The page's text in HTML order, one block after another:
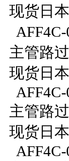
现货日
主管路
现货日
主管路
现货日